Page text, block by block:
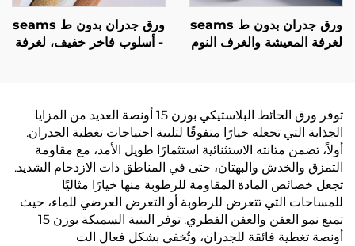
ورق جدران بدون ط seams
لغرفة المعيشة والغرف النوم
المصنع
ورق جدران بدون ط seams
- أسلوب فاخر خفيف، لغرفة
دقة عالية، مباشرة من
المصنع
توفر ورق الحائط البلاستيكي بوزن 15 أونصة العديد من المزايا
الجذابة التي تجعله خيارًا متفوقًا لتلبية احتياجات تغطية الجدران.
أولاً، تضمن متانته الاستثنائية استثمارًا طويل الأمد، مع مقاومة
التمزق والخدش والبهتان، حتى في المناطق ذات الازدحام الشديد.
تجعل خصائص المادة المقاومة للرطوبة منها خيارًا مثاليًا
للمساحات التي تتعرض للرطوبة أو التعرض العرضي للماء، حيث
تمنع نمو العفن والعفن الفطري. توفر البنية السميكة بوزن 15
أونصة تغطية فائقة للجدران، وتُخفي بشكل فعال الت